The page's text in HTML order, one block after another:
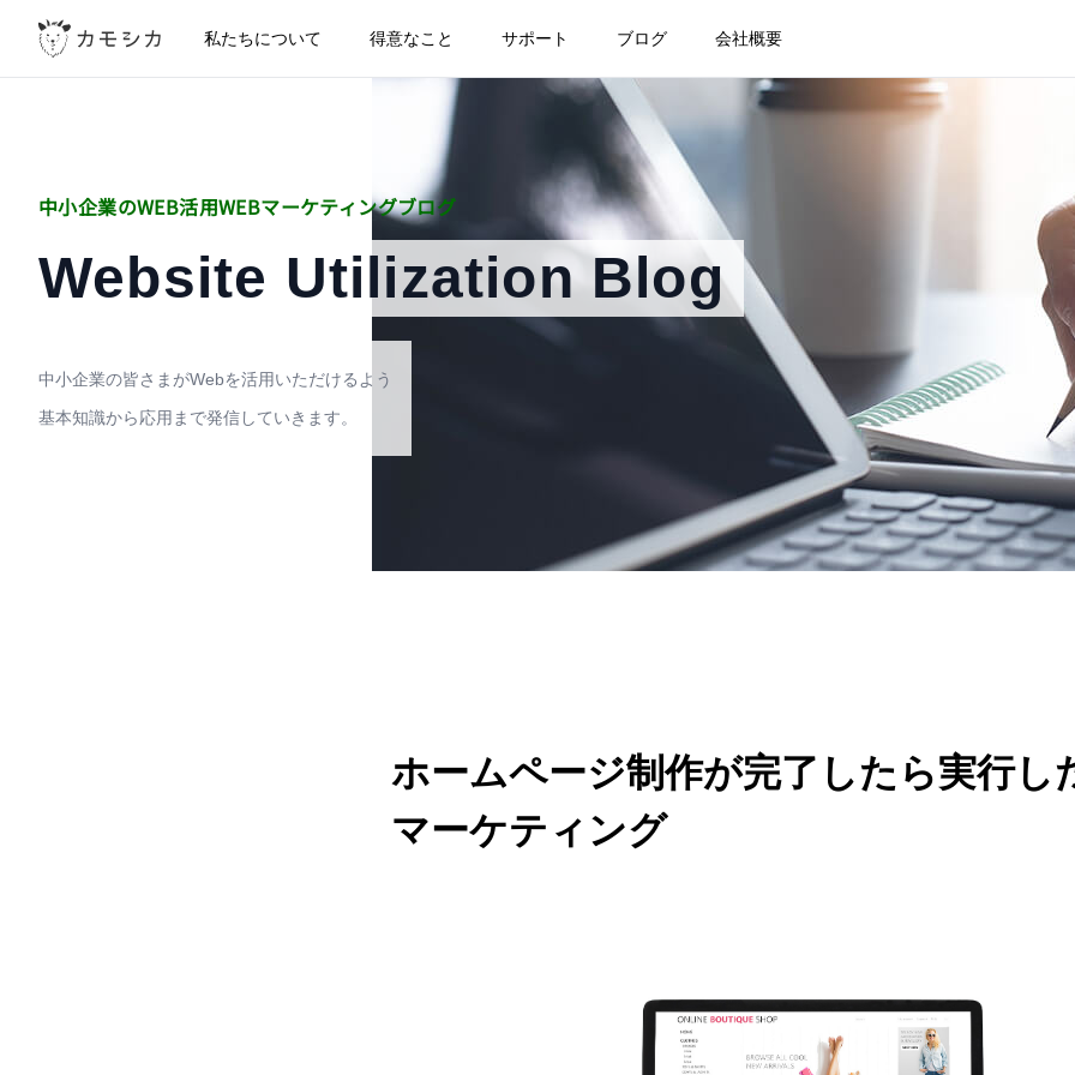
私たちについて 得意なこと サポート ブログ 会社概要
中小企業のWEB活用WEBマーケティングブログ
Website Utilization Blog
中小企業の皆さまがWebを活用いただけるよう
基本知識から応用まで発信していきます。
ホームページ制作が完了したら実行し
マーケティング